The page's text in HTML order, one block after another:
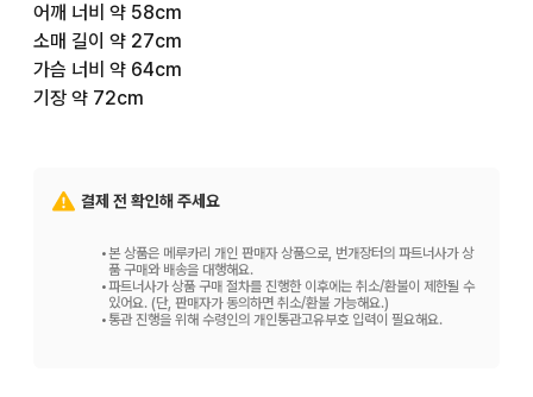
어깨 너비 약 58cm
소매 길이 약 27cm
가슴 너비 약 64cm
기장 약 72cm
결제 전 확인해 주세요
•본 상품은 메루카리 개인 판매자 상품으로, 번개장터의 파트너사가 상
품 구매와 배송을 대행해요.
•파트너사가 상품 구매 절차를 진행한 이후에는 취소/환불이 제한될 수
있어요. (단, 판매자가 동의하면 취소/환불 가능해요.)
•통관 진행을 위해 수령인의 개인통관고유부호 입력이 필요해요.